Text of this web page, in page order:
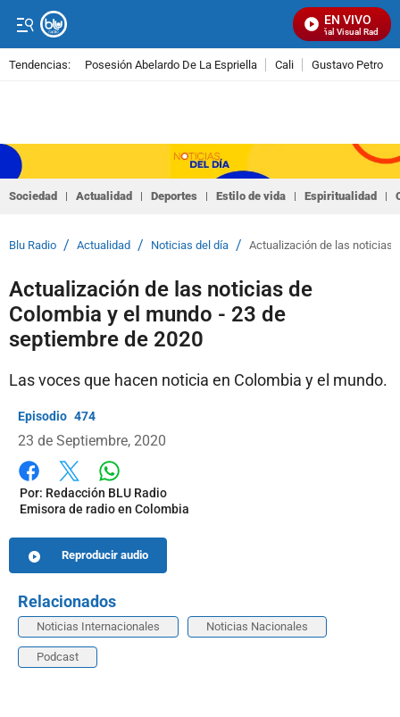
EN VIVO
Señal Visual Radio
Tendencias: Posesión Abelardo De La Espriella Cali Gustavo Petro
Sociedad Actualidad Deportes Estilo de vida Espiritualidad
Blu Radio / Actualidad / Noticias del día / Actualización de las noticias
Actualización de las noticias de
Colombia y el mundo - 23 de
septiembre de 2020
Las voces que hacen noticia en Colombia y el mundo.
474
23 de Septiembre, 2020
Facebook
X Whatsapp
Por: Redacción BLU Radio
Emisora de radio en Colombia
Reproducir audio
Relacionados
Noticias Internacionales Noticias Nacionales
Podcast